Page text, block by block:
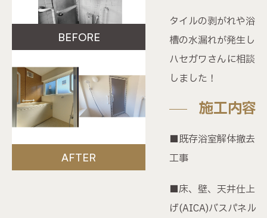
ショールーム
会社案内
イベント情報
お知らせ
BEFORE
AFTER
タイルの剥がれや浴
槽の水漏れが発生し
ハセガワさんに相談
しました！
施工内容
■既存浴室解体撤去
工事
■床、壁、天井仕上
げ(AICA)バスパネル